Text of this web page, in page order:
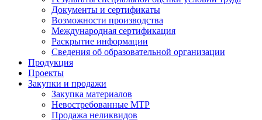
Документы и сертификаты
Возможности производства
Международная сертификация
Раскрытие информации
Сведения об образовательной организации
Продукция
Проекты
Закупки и продажи
Закупка материалов
Невостребованные МТР
Продажа неликвидов